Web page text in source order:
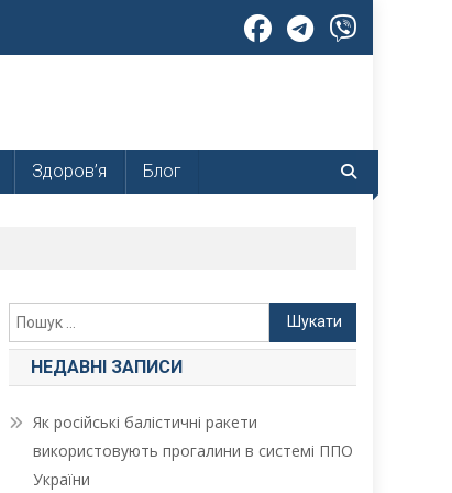
Здоров’я Блог
Пошук:
НЕДАВНІ ЗАПИСИ
Як російські балістичні ракети
використовують прогалини в системі ППО
України